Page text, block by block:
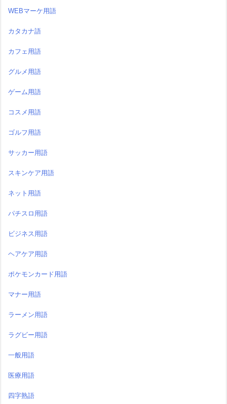
WEBマーケ用語
カタカナ語
カフェ用語
グルメ用語
ゲーム用語
コスメ用語
ゴルフ用語
サッカー用語
スキンケア用語
ネット用語
パチスロ用語
ビジネス用語
ヘアケア用語
ポケモンカード用語
マナー用語
ラーメン用語
ラグビー用語
一般用語
医療用語
四字熟語